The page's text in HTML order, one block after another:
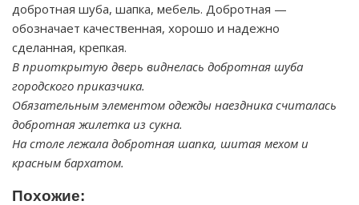
добротная шуба, шапка, мебель. Добротная —
обозначает качественная, хорошо и надежно
сделанная, крепкая.
В приоткрытую дверь виднелась добротная шуба
городского приказчика.
Обязательным элементом одежды наездника считалась
добротная жилетка из сукна.
На столе лежала добротная шапка, шитая мехом и
красным бархатом.
Похожие: